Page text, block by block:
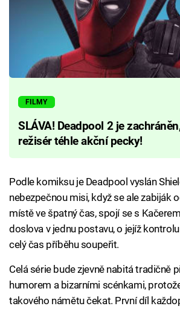
FILMY
SLÁVA! Deadpool 2 je
režisér téhle akční pecky!
Podle komiksu je Deadpool vyslán
nebezpečnou misi, když se ale zabiják
místě ve špatný čas, spojí se s
doslova v jednu postavu, o jejíž
celý čas příběhu soupeřit.
Celá série bude zjevně nabitá tradičně
humorem a bizarními scénkami,
takového námětu čekat. První díl